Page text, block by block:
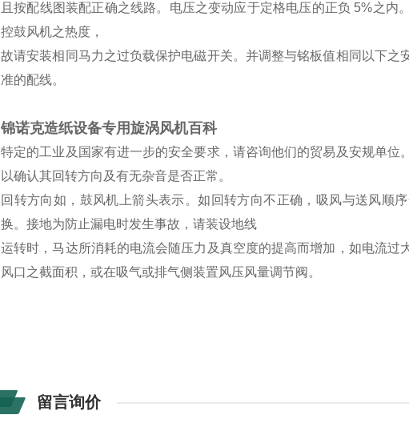
且按配线图装配正确之线路。电压之变动应于定格电压的正负 5%之内
控鼓风机之热度，
故请安装相同马力之过负载保护电磁开关。并调整与铭板值相同以下
准的配线。
锦诺克造纸设备专用旋涡风机百科
特定的工业及国家有进一步的安全要求，请咨询他们的贸易及安规单位
以确认其回转方向及有无杂音是否正常。
回转方向如，鼓风机上箭头表示。如回转方向不正确，吸风与送风顺
换。接地为防止漏电时发生事故，请装设地线
运转时，马达所消耗的电流会随压力及真空度的提高而增加，如电流过
风口之截面积，或在吸气或排气侧装置风压风量调节阀。
留言询价